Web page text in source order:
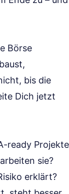
Börse
bis die
Dich jetzt
ready Projekte
sie?
erklärt?